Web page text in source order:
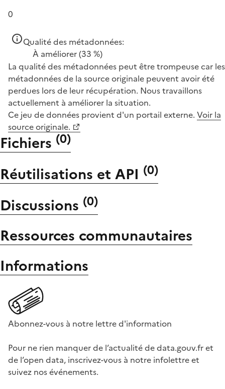
0
Qualité des métadonnées:
À améliorer(33 %)
La qualité des métadonnées peut être trompeuse car les
métadonnées de la source originale peuvent avoir été
perdues lors de leur récupération. Nous travaillons
actuellement à améliorer la situation.
Ce jeu de données provient d'un portail externe. Voir la
source originale.
Fichiers (0)
Réutilisations et API (0)
Discussions (0)
Ressources communautaires
Informations
Abonnez-vous à notre lettre d'information
Pour ne rien manquer de l’actualité de data.gouv.fr et
de l’open data, inscrivez-vous à notre infolettre et
suivez nos événements.